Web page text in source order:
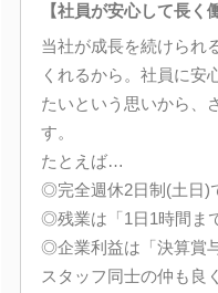
【社員が安心して長く
当社が成長を続けられ
くれるから。社員に安
たいという思いから、
す。
たとえば…
◎完全週休2日制(土日)
◎残業は「1日1時間ま
◎企業利益は「決算賞
スタッフ同士の仲も良